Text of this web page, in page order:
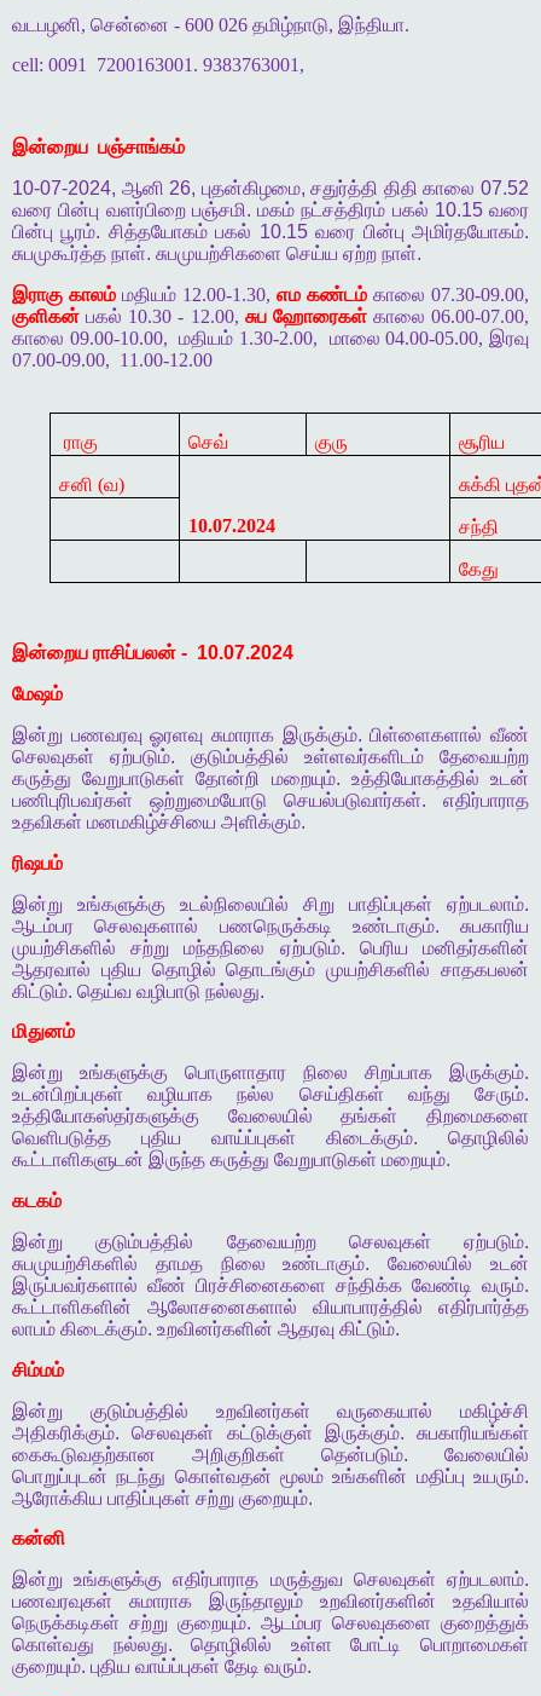
வடபழனி, சென்னை - 600 026 தமிழ்நாடு, இந்தியா.
cell: 0091 7200163001. 9383763001,
இன்றைய பஞ்சாங்கம்
10-07-2024, ஆனி 26, புதன்கிழமை,சதுர்த்தி திதி காலை 07.52
வரை பின்பு வளர்பிறை பஞ்சமி. மகம் நட்சத்திரம் பகல் 10.15 வரை
பின்பு பூரம். சித்தயோகம் பகல் 10.15வரை பின்பு அமிர்தயோகம்.
சுபமுகூர்த்த நாள். சுபமுயற்சிகளை செய்ய ஏற்ற நாள்.
இராகு காலம் மதியம் 12.00-1.30, எம கண்டம் காலை 07.30-09.00,
குளிகன் பகல் 10.30 - 12.00, சுப ஹோரைகள்காலை 06.00-07.00,
காலை 09.00-10.00,
மதியம் 1.30-2.00,
மாலை 04.00-05.00, இரவு
07.00-09.00, 11.00-12.00
ராகு செவ் குரு சூரிய
சனி (வ)
10.07.2024
சுக்கி
சந்தி
கேது
இன்றைய ராசிப்பலன் - 10.07.2024
மேஷம்
இன்று பணவரவு ஓரளவு சுமாராக இருக்கும்.பிள்ளைகளால் வீண்
செலவுகள்
ஏற்படும். குடும்பத்தில் உள்ளவர்களிடம்
தேவையற்ற
கருத்து
வேறுபாடுகள் தோன்றி மறையும். உத்தியோகத்தில் உடன்
பணிபுரிபவர்கள்
ஒற்றுமையோடு செயல்படுவார்கள். எதிர்பாராத
உதவிகள் மனமகிழ்ச்சியை அளிக்கும்.
ரிஷபம்
இன்று
உங்களுக்கு உடல்நிலையில் சிறு பாதிப்புகள் ஏற்படலாம்.
ஆடம்பர
செலவுகளால் பணநெருக்கடி உண்டாகும். சுபகாரிய
முயற்சிகளில்
சற்று மந்தநிலை ஏற்படும். பெரிய
மனிதர்களின்
ஆதரவால் புதிய தொழில் தொடங்கும் முயற்சிகளில் சாதகபலன்
கிட்டும். தெய்வ வழிபாடு நல்லது.
மிதுனம்
இன்று
உங்களுக்கு பொருளாதார நிலை சிறப்பாக இருக்கும்.
உடன்பிறப்புகள்
வழியாக நல்ல செய்திகள் வந்து சேரும்.
உத்தியோகஸ்தர்களுக்கு
வேலையில் தங்கள்
திறமைகளை
வெளிபடுத்த
புதிய வாய்ப்புகள் கிடைக்கும். தொழிலில்
கூட்டாளிகளுடன் இருந்த கருத்து வேறுபாடுகள் மறையும்.
கடகம்
இன்று
குடும்பத்தில் தேவையற்ற செலவுகள் ஏற்படும்.
சுபமுயற்சிகளில்
தாமத நிலை உண்டாகும்.வேலையில்
உடன்
இருப்பவர்களால் வீண் பிரச்சினைகளை சந்திக்க வேண்டி வரும்.
கூட்டாளிகளின்
ஆலோசனைகளால் வியாபாரத்தில்
எதிர்பார்த்த
லாபம் கிடைக்கும். உறவினர்களின் ஆதரவு கிட்டும்.
சிம்மம்
இன்று
குடும்பத்தில் உறவினர்கள் வருகையால்
மகிழ்ச்சி
அதிகரிக்கும்.செலவுகள் கட்டுக்குள் இருக்கும். சுபகாரியங்கள்
கைகூடுவதற்கான
அறிகுறிகள் தென்படும். வேலையில்
பொறுப்புடன் நடந்து கொள்வதன் மூலம் உங்களின் மதிப்பு உயரும்.
ஆரோக்கிய பாதிப்புகள் சற்று குறையும்.
கன்னி
இன்று
உங்களுக்கு எதிர்பாராத மருத்துவ செலவுகள் ஏற்படலாம்.
பணவரவுகள்
சுமாராக இருந்தாலும் உறவினர்களின்
உதவியால்
நெருக்கடிகள் சற்று குறையும். ஆடம்பர செலவுகளை குறைத்துக்
கொள்வது
நல்லது.தொழிலில் உள்ள போட்டி
பொறாமைகள்
குறையும். புதிய வாய்ப்புகள் தேடி வரும்.